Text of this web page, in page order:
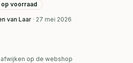
voorraad
van Laar · 27 mei 2026
op de webshop